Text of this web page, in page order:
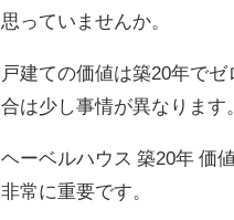
思っていませんか。
戸建ての価値は築20年で
合は少し事情が異なります
ヘーベルハウス 築20年 価
非常に重要です。